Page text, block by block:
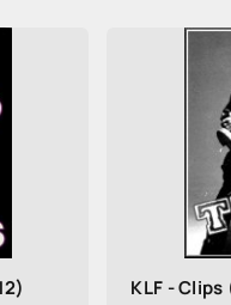
KLF - Clips